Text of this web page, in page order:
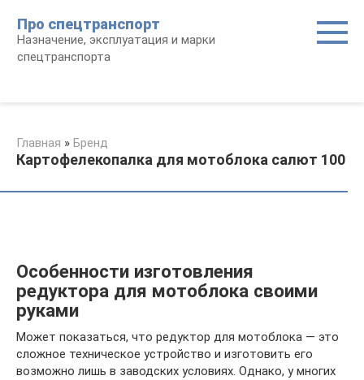
контенту
Про спецтранспорт
Назначение, эксплуатация и марки
спецтранспорта
Главная » Бренд
Картофелекопалка для мотоблока салют 100
Особенности изготовления
редуктора для мотоблока своими
руками
Может показаться, что редуктор для мотоблока — это
сложное техническое устройство и изготовить его
возможно лишь в заводских условиях. Однако, у многих